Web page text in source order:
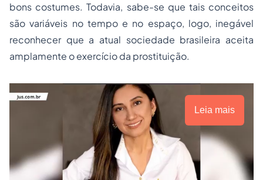
bons costumes. Todavia, sabe-se que tais conceitos
são variáveis no tempo e no espaço, logo, inegável
reconhecer que a atual sociedade brasileira aceita
amplamente o exercício da prostituição.
Leia mais